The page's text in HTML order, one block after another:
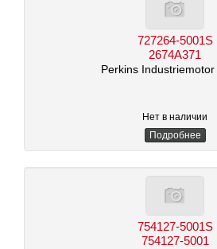
727264-5001S
2674A371
Perkins Industriemotor
Нет в наличии
Подробнее
754127-5001S
754127-5001